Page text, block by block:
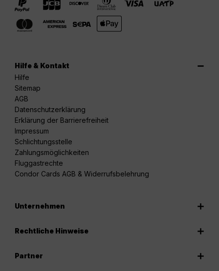
Hilfe & Kontakt
Hilfe
Sitemap
AGB
Datenschutzerklärung
Erklärung der Barrierefreiheit
Impressum
Schlichtungsstelle
Zahlungsmöglichkeiten
Fluggastrechte
Condor Cards AGB & Widerrufsbelehrung
Unternehmen
Rechtliche Hinweise
Partner